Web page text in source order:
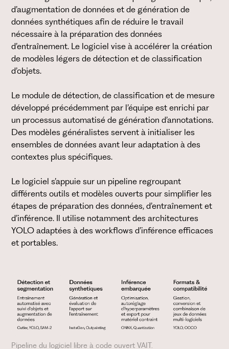
d’augmentation de données et de génération de
données synthétiques afin de réduire le travail
nécessaire à la préparation des données
d’entraînement. Le logiciel vise à accélérer la création
de modèles légers de détection et de classification
d’objets.
Le module de détection, de classification et de mesure
développé précédemment par l’équipe est enrichi par
un processus automatisé de génération d’annotations.
Des modèles généralistes servent à initialiser les
ensembles de données avant leur adaptation à des
contextes plus spécifiques.
Le logiciel s’appuie sur un pipeline regroupant
différents outils et modèles ouverts pour simplifier les
étapes de préparation des données, d’entraînement et
d’inférence. Il utilise notamment des architectures
YOLO adaptées à des workflows d’inférence efficaces
et portables.
Pipeline du logiciel libre à code ouvert VAIT.